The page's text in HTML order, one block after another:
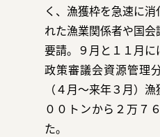
運営会社：日本事務器株
© 2021 Nippon Jimuki Co.,
く、漁獲枠を急速に
れた漁業関係者や国
要請。９月と１１月
政策審議会資源管理
（４月～来年３月）
００トンから２万７
た。